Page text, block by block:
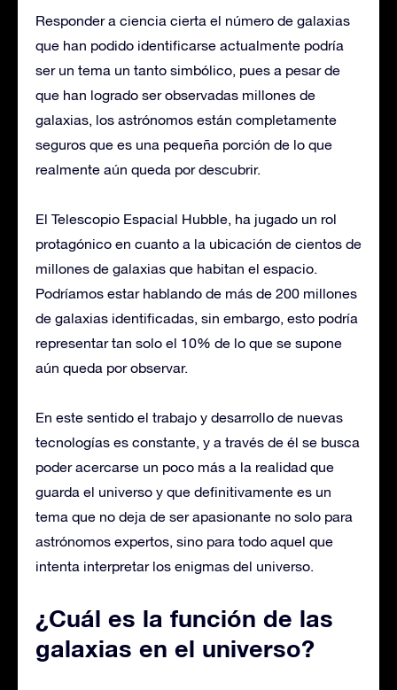
Responder a ciencia cierta el número de galaxias
que han podido identificarse actualmente podría
ser un tema un tanto simbólico, pues a pesar de
que han logrado ser observadas millones de
galaxias, los astrónomos están completamente
seguros que es una pequeña porción de lo que
realmente aún queda por descubrir.
El Telescopio Espacial Hubble, ha jugado un rol
protagónico en cuanto a la ubicación de cientos de
millones de galaxias que habitan el espacio.
Podríamos estar hablando de más de 200 millones
de galaxias identificadas, sin embargo, esto podría
representar tan solo el 10% de lo que se supone
aún queda por observar.
En este sentido el trabajo y desarrollo de nuevas
tecnologías es constante, y a través de él se busca
poder acercarse un poco más a la realidad que
guarda el universo y que definitivamente es un
tema que no deja de ser apasionante no solo para
astrónomos expertos, sino para todo aquel que
intenta interpretar los enigmas del universo.
¿Cuál es la función de las
galaxias en el universo?